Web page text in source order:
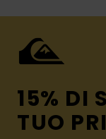
15% DI
TUO